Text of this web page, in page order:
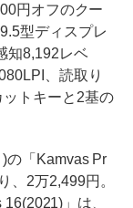
円オフのクー
型ディスプレ
知8,192レベ
、読取り
トキーと2基の
「Kamvas Pr
、2万2,499円。
」は、